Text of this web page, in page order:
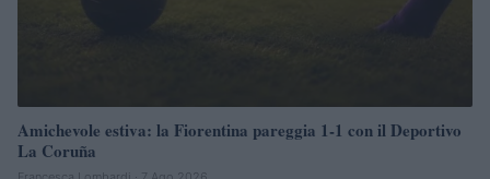
Amichevole estiva: la Fiorentina pareggia 1-1 con il Deportivo
La Coruña